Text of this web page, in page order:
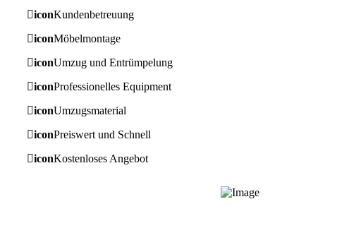
iconKundenbetreuung
iconMöbelmontage
iconUmzug und Entrümpelung
iconProfessionelles Equipment
iconUmzugsmaterial
iconPreiswert und Schnell
iconKostenloses Angebot